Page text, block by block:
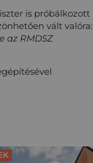
is próbálkozott
vált valóra:
az RMDSZ